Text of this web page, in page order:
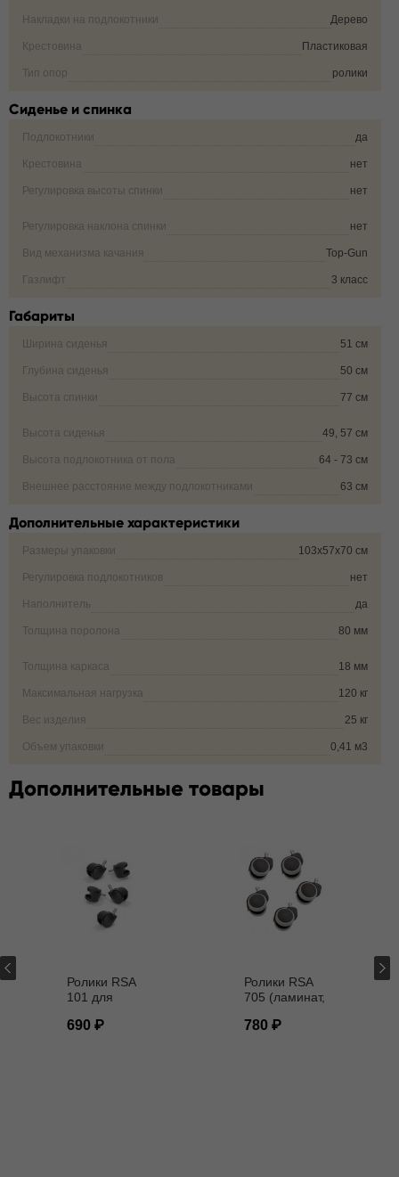
Накладки на подлокотники Дерево
Крестовина Пластиковая
Тип опор ролики
Сиденье и спинка
Подлокотники да
Крестовина нет
Регулировка высоты спинки нет
Регулировка наклона спинки нет
Вид механизма качания Top-Gun
Газлифт 3 класс
Габариты
Ширина сиденья 51 см
Глубина сиденья 50 см
Высота спинки 77 см
Высота сиденья 49, 57 см
Высота подлокотника от пола 64 - 73 см
Внешнее расстояние между подлокотниками 63 см
Дополнительные характеристики
Размеры упаковки 103х57х70 см
Регулировка подлокотников нет
Наполнитель да
Толщина поролона 80 мм
Толщина каркаса 18 мм
Максимальная нагрузка 120 кг
Вес изделия 25 кг
Объем упаковки 0,41 м3
Дополнительные товары
Ролики RSA
101 для
мм
690
Ролики RSA
705 (ламинат,
мм
780